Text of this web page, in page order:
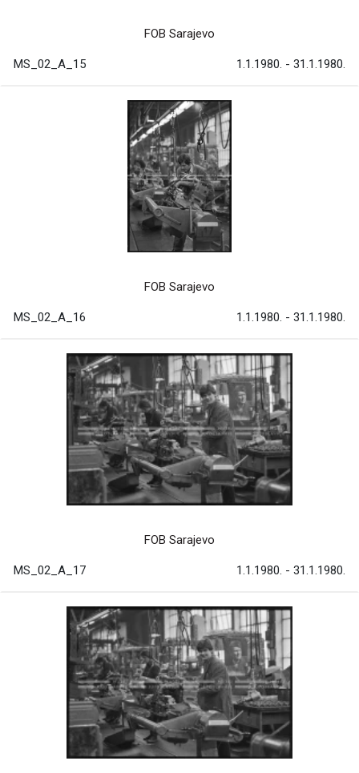
FOB Sarajevo
MS_02_A_15 1.1.1980. - 31.1.1980.
FOB Sarajevo
MS_02_A_16 1.1.1980. - 31.1.1980.
FOB Sarajevo
MS_02_A_17 1.1.1980. - 31.1.1980.